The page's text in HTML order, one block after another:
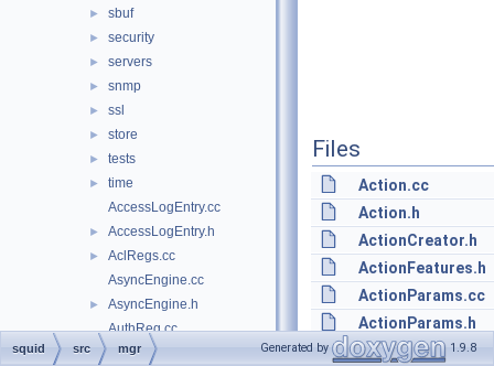
► sbuf
► security
► servers
► snmp
► ssl
► store
► tests
►
time
AccessLogEntry.cc
► AccessLogEntry.h
►
AclRegs.cc
AsyncEngine.cc
►
AsyncEngine.h
AuthReg.cc
► AuthReg.h
Files
Action.cc
Action.h
ActionCreator.h
ActionFeatures.h
ActionParams.cc
ActionParams.h
squid src mgr Generated by 1.9.8